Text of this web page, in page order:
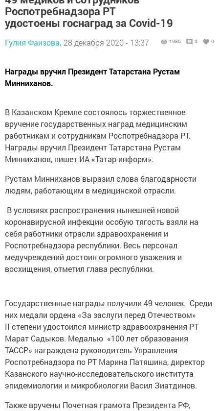
Роспотребнадзора РТ
удостоены госнаград за Covid-19
Гулия Фаизова, 28 декабря 2020 - 13:37 1986 0 0
Награды вручил Президент Татарстана Рустам
Минниханов.
В Казанском Кремле состоялось торжественное
вручение государственных наград медицинским
работникам и сотрудникам Роспотребнадзора РТ.
Награды вручил Президент Татарстана Рустам
Минниханов, пишет ИА «Татар-информ».
Рустам Минниханов выразил слова благодарности
людям, работающим в медицинской отрасли.
В условиях распространения нынешней новой
коронавирусной инфекции особую тягость взяли на
себя работники отрасли здравоохранения и
Роспотребнадзора республики. Весь персонал
медучреждений достоин огромного уважения и
восхищения, отметил глава республики.
Государственные награды получили 49 человек. Среди
них медали ордена «За заслуги перед Отечеством»
II степени удостоился министр здравоохранения РТ
Марат Садыков. Медалью «100 лет образования
ТАССР» награждена руководитель Управления
Роспотребнадзора по РТ Марина Патяшина, директор
Казанского научно-исследовательского института
эпидемиологии и микробиологии Васил Зиатдинов.
Также вручены Почетная грамота Президента РФ,